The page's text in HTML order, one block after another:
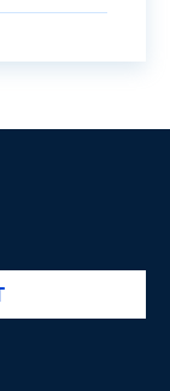
swiss-national-